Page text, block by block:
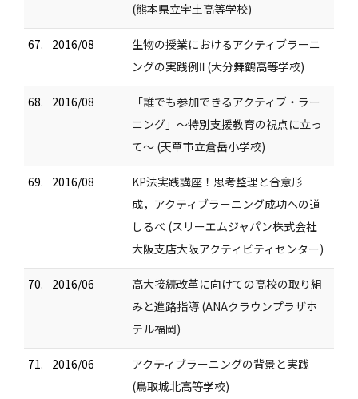
(熊本県立宇土高等学校)
67. 2016/08
生物の授業におけるアクティブラーニ
ングの実践例Ⅱ (大分舞鶴高等学校)
68. 2016/08
「誰でも参加できるアクティブ・ラー
ニング」～特別支援教育の視点に立っ
て～ (天草市立倉岳小学校)
69. 2016/08
KP法実践講座！思考整理と合意形
成，アクティブラーニング成功への道
しるべ (スリーエムジャパン株式会社
大阪支店大阪アクティビティセンター)
70. 2016/06
高大接続改革に向けての高校の取り組
みと進路指導 (ANAクラウンプラザホ
テル福岡)
71. 2016/06
アクティブラーニングの背景と実践
(鳥取城北高等学校)